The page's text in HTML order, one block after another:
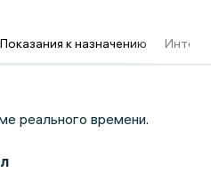
Показания к назначению
реального времени.